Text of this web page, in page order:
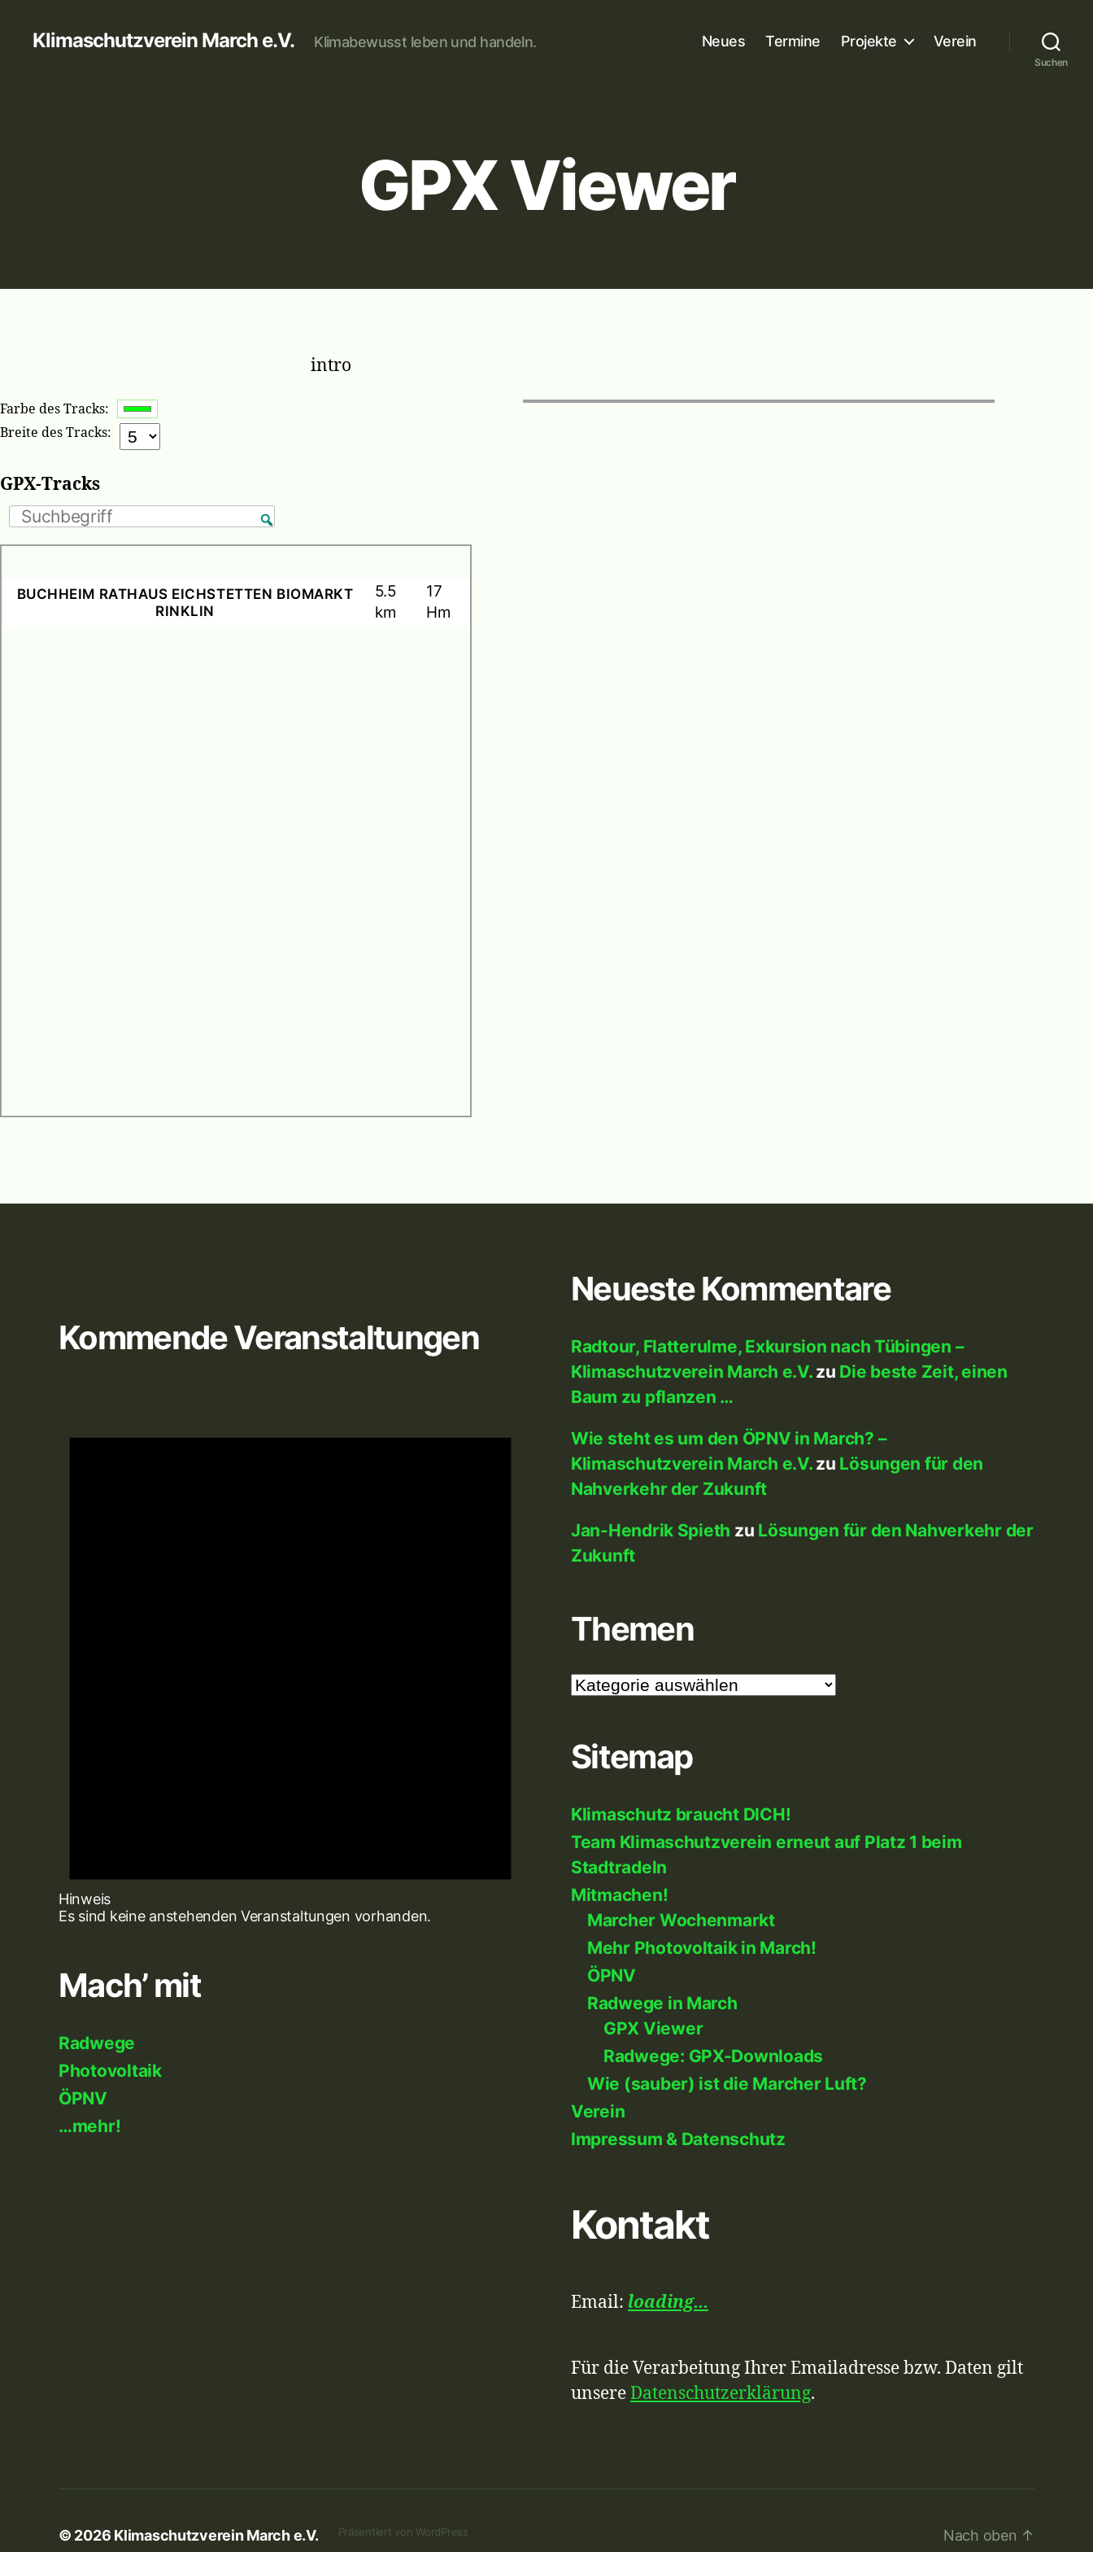
Klimaschutzverein March e.V. Klimabewusst leben und handeln. Neues Termine Projekte Verein
Suchen
GPX Viewer
intro
Farbe des Tracks:
Breite des Tracks:
GPX-Tracks
BUCHHEIM RATHAUS EICHSTETTEN BIOMARKT
RINKLIN
5.5
km
17
Hm
Kommende Veranstaltungen
Hinweis
Es sind keine anstehenden Veranstaltungen vorhanden.
Mach’ mit
Radwege
Photovoltaik
ÖPNV
…mehr!
Neueste Kommentare
Radtour, Flatterulme, Exkursion nach Tübingen –
Klimaschutzverein March e.V.zu Die beste Zeit, einen
Baum zu pflanzen …
Wie steht es um den ÖPNV in March? –
Klimaschutzverein March e.V.zu Lösungen für den
Nahverkehr der Zukunft
Jan-Hendrik Spieth zu Lösungen für den Nahverkehr der
Zukunft
Themen
Themen
Sitemap
Klimaschutz braucht DICH!
Team Klimaschutzverein erneut auf Platz 1 beim
Stadtradeln
Mitmachen!
Marcher Wochenmarkt
Mehr Photovoltaik in March!
ÖPNV
Radwege in March
GPX Viewer
Radwege: GPX-Downloads
Wie (sauber) ist die Marcher Luft?
Verein
Impressum & Datenschutz
Kontakt
Email: loading...
Für die Verarbeitung Ihrer Emailadresse bzw. Daten gilt
unsereDatenschutzerklärung.
© 2026 Klimaschutzverein March e.V. Präsentiert von WordPress Nach oben ↑